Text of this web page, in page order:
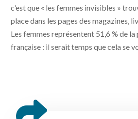
c’est que « les femmes invisibles »
place dans les pages des magazines,
Les femmes représentent 51,6 % de
française : il serait temps que cela se